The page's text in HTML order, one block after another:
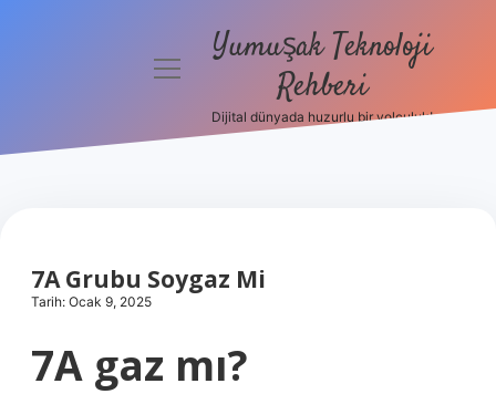
menüyüYumuşak Teknoloji
Rehberi
Dijital dünyada huzurlu bir yolculuk!
7A Grubu Soygaz Mi
Tarih: Ocak 9, 2025
7A gaz mı?